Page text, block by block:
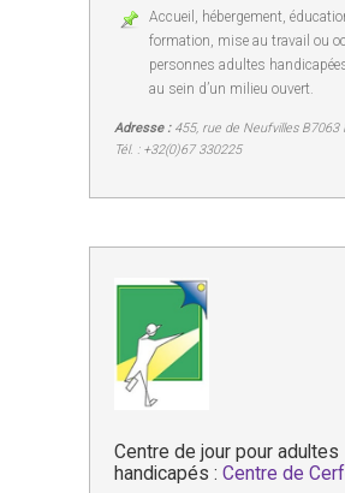
Accueil, hébergement,
formation, mise au travail ou
personnes adultes
au sein d’un milieu ouvert.
Adresse :455, rue de Neufvilles B7063
Tél. : +32(0)67 330225
Centre de jour pour adultes
handicapés : Centre de